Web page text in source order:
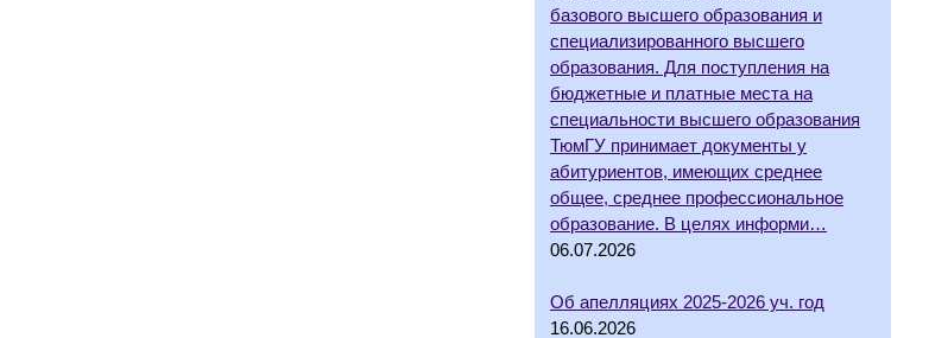
базового высшего образования и
специализированного высшего
образования. Для поступления на
бюджетные и платные места на
специальности высшего образования
ТюмГУ принимает документы у
абитуриентов, имеющих среднее
общее, среднее профессиональное
образование. В целях информи…
06.07.2026
Об апелляциях 2025-2026 уч. год
16.06.2026